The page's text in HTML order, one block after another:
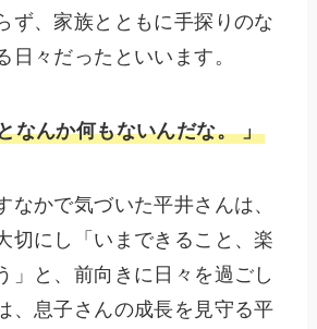
ず、家族とともに手探りのな
日々だったといいます。
なんか何もないんだな。 」
なかで気づいた平井さんは、
切にし「いまできること、楽
」と、前向きに日々を過ごし
、息子さんの成長を見守る平